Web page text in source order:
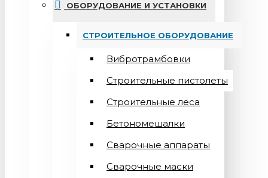
ОБОРУДОВАНИЕ И УСТАНОВКИ
СТРОИТЕЛЬНОЕ ОБОРУДОВАНИЕ
Вибротрамбовки
Строительные пистолеты
Строительные леса
Бетономешалки
Сварочные аппараты
Cварочные маски